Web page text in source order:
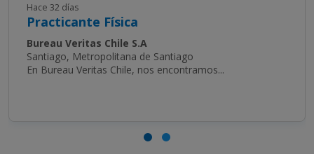
Hace 32 días
Practicante Física
Bureau Veritas Chile S.A
Santiago, Metropolitana de Santiago
En Bureau Veritas Chile, nos encontramos...